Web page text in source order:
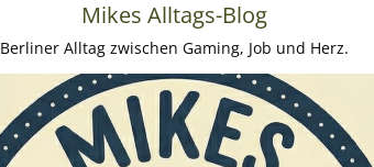
Mikes Alltags-Blog
Berliner Alltag zwischen Gaming, Job und Herz.